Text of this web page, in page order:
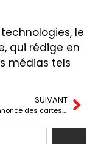
le
qui rédige en
médias tels
SUIVANT
SanDisk annonce des cartes SDUC jusqu’à 8 To : ce que cela implique pour vos lecteurs